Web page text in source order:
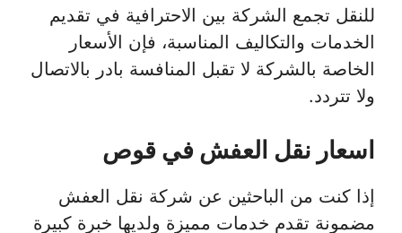
للنقل تجمع الشركة بين الاحترافية في تقديم
الخدمات والتكاليف المناسبة، فإن الأسعار
الخاصة بالشركة لا تقبل المنافسة بادر بالاتصال
ولا تتردد.
اسعار نقل العفش في قوص
إذا كنت من الباحثين عن شركة نقل العفش
مضمونة تقدم خدمات مميزة ولديها خبرة كبيرة